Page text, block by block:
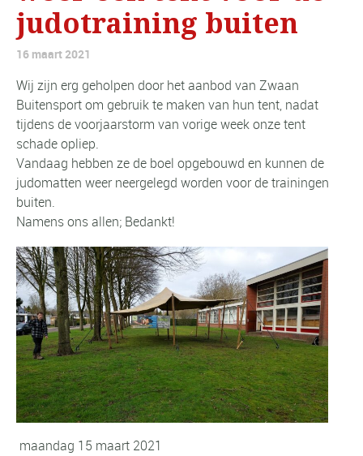
judotraining buiten
16 maart 2021
Wij zijn erg geholpen door het aanbod van Zwaan
Buitensport om gebruik te maken van hun tent, nadat
tijdens de voorjaarstorm van vorige week onze tent
schade opliep.
Vandaag hebben ze de boel opgebouwd en kunnen de
judomatten weer neergelegd worden voor de trainingen
buiten.
Namens ons allen; Bedankt!
maandag 15 maart 2021